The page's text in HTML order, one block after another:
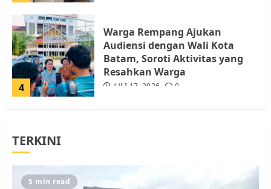
4
Warga Rempang Ajukan
Audiensi dengan Wali Kota
Batam, Soroti Aktivitas yang
Resahkan Warga
JULI 17, 2026 0
5
TERKINI
5 min read